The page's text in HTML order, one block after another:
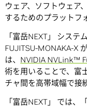
ウェア、ソフトウェア
するためのプラットフ
「富岳NEXT」 システ
FUJITSU-MONAKA-X
は、 NVIDIA NVLink™
術を用いることで、富
チャ間を高帯域幅で接
「富岳NEXT」 では